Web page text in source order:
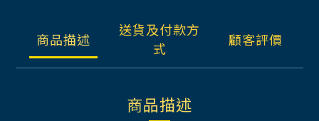
商品描述
送貨及付款方
式
顧客評價
商品描述